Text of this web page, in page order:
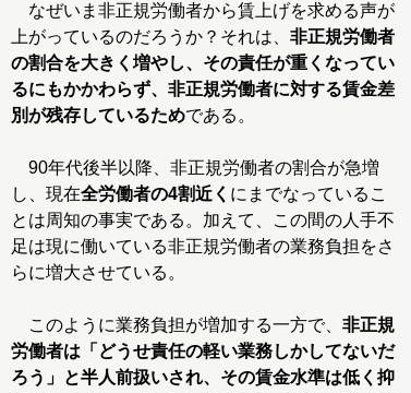
なぜいま非正規労働者から賃上げを求める声が
上がっているのだろうか？それは、 非正規労働者
の割合を大きく増やし、その責任が重くなってい
るにもかかわらず、非正規労働者に対する賃金差
別が残存しているためである。
90年代後半以降、非正規労働者の割合が急増
し、現在全労働者の4割近く にまでなっているこ
とは周知の事実である。加えて、この間の人手不
足は現に働いている非正規労働者の業務負担をさ
らに増大させている。
このように業務負担が増加する一方で、 非正規
労働者は「どうせ責任の軽い業務しかしてないだ
ろう」と半人前扱いされ、その賃金水準は低く抑